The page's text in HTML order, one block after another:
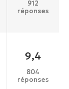
912
réponses
9,4
804
réponses